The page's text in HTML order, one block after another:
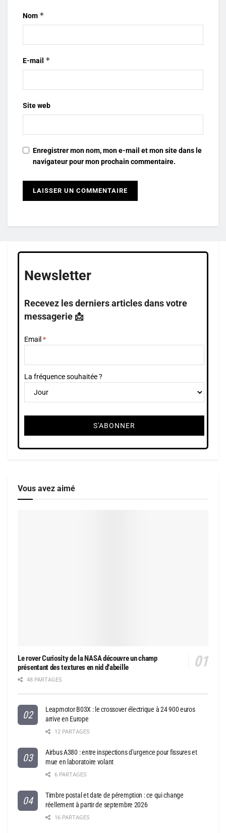
Nom *
E-mail *
Site web
Enregistrer mon nom, mon e-mail et mon site dans le
navigateur pour mon prochain commentaire.
Newsletter
Recevez les derniers articles dans votre
messagerie 📩
Email
La fréquence souhaitée ?
Vous avez aimé
Le rover Curiosity de la NASA découvre un champ
présentant des textures en nid d’abeille
48 PARTAGES
Leapmotor B03X : le crossover électrique à 24 900 euros
arrive en Europe
12 PARTAGES
Airbus A380 : entre inspections d’urgence pour fissures et
mue en laboratoire volant
6 PARTAGES
Timbre postal et date de péremption : ce qui change
réellement à partir de septembre 2026
16 PARTAGES